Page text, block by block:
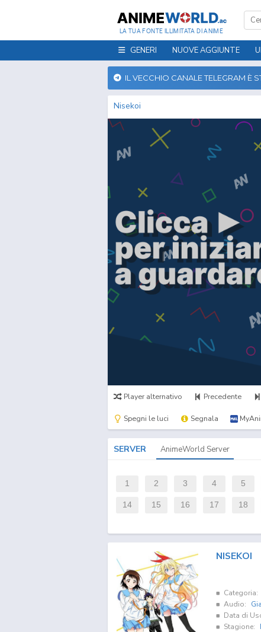
LA TUA FONTE ILLIMITATA DI ANIME
GENERI NUOVE AGGIUNTE
IL VECCHIO CANALE TELEGRAM È
Nisekoi
Player alternativo Precedente
Spegni le luci Segnala
SERVER AnimeWorld Server
1 2 3 4 5
14 15 16 17 18
NISEKOI
Categoria:
Audio:
Data di
Stagione: